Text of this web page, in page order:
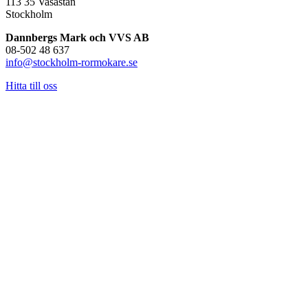
Stockholm
Dannbergs Mark och VVS AB
08-502 48 637
info@stockholm-rormokare.se
Hitta till oss